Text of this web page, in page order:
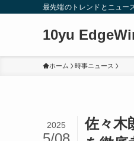
最先端のトレンドとニュー
10yu
ホーム 時事ニュース
佐々木
2025